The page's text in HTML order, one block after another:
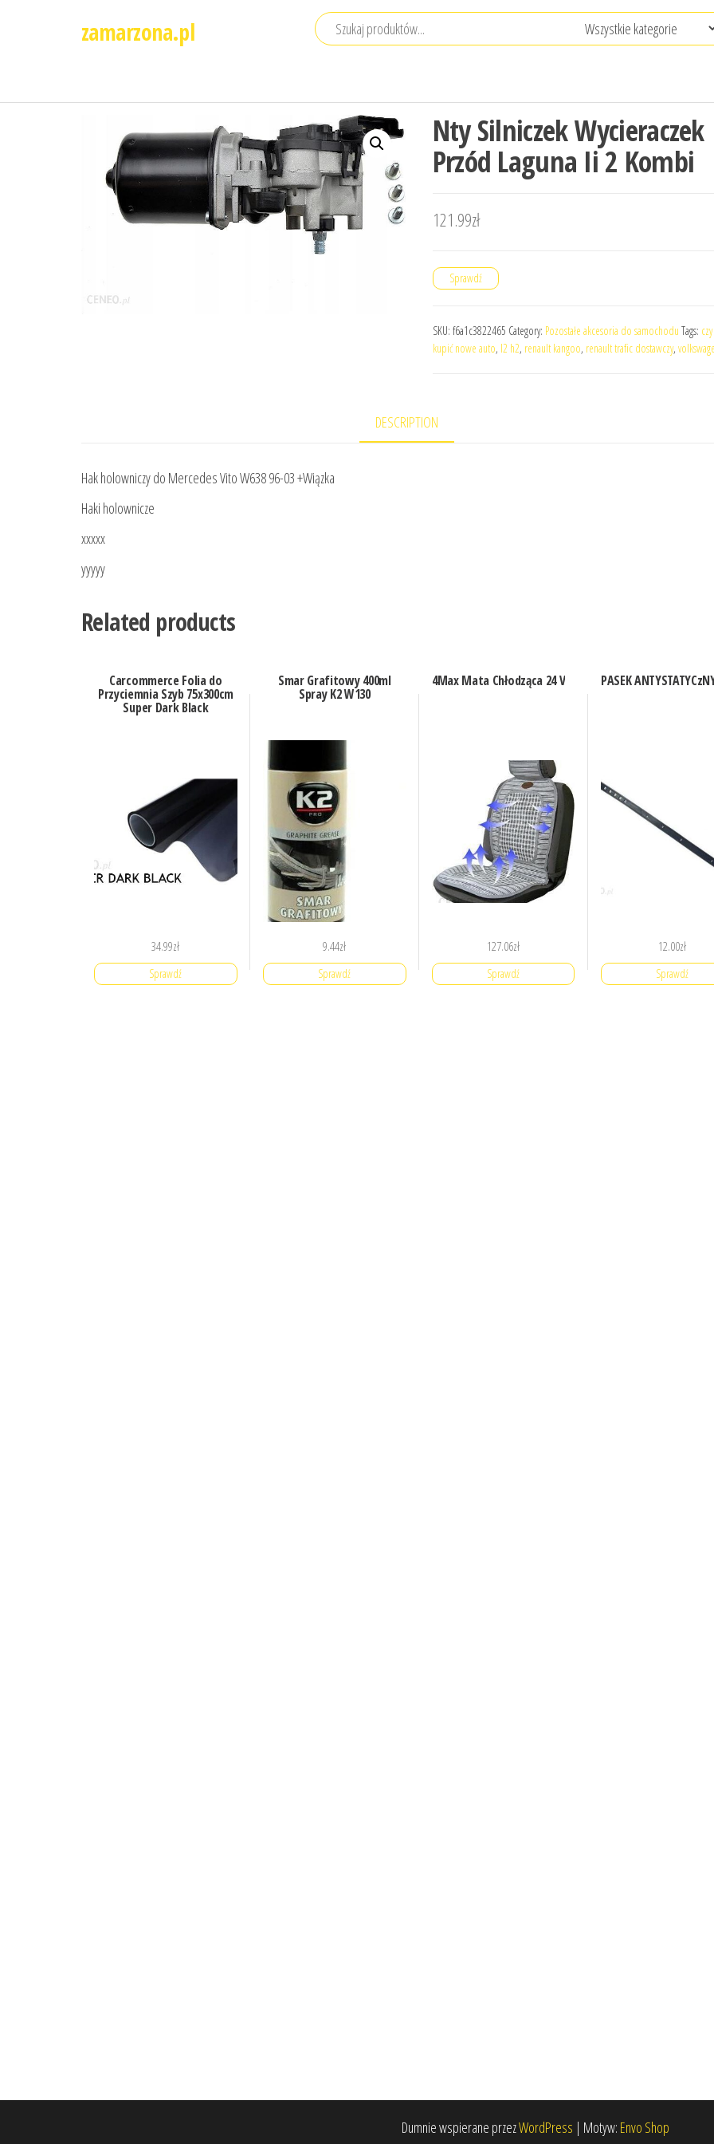
zamarzona.pl
Nty Silniczek Wycieraczek
Przód Laguna Ii 2 Kombi
121.99zł
Sprawdź
SKU: f6a1c3822465 Category: Pozostałe akcesoria do samochodu Tags:
kupić nowe auto, l2 h2, renault kangoo, renault trafic dostawczy,
DESCRIPTION
Hak holowniczy do Mercedes Vito W638 96-03 +Wiązka
Haki holownicze
xxxxx
yyyyy
Related products
Carcommerce Folia do
Przyciemnia Szyb 75x300cm
Super Dark Black
34.99zł
Sprawdź
Smar Grafitowy 400ml
Spray K2 W130
9.44zł
Sprawdź
4Max Mata Chłodząca 24 V
127.06zł
Sprawdź
PASEK
12.00zł
Sprawdź
Dumnie wspierane przezWordPress | Motyw: Envo Shop